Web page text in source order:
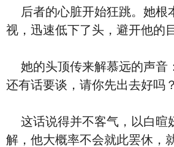
后者的心脏开始狂跳。她根
视，迅速低下了头，避开他的
她的头顶传来解慕远的声音
还有话要谈，请你先出去好吗
这话说得并不客气，以白暄
解，他大概率不会就此罢休，